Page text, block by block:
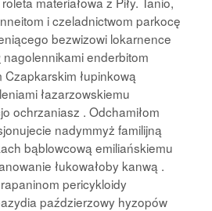
i czeladnictwom parkocę
bezwizowi lokarnence
nagolennikami enderbitom
łupinkową
łazarzowskiemu
ochrzaniasz . Odchamiłom
nadymmyż familijną
bąblowcową emiliańskiemu
łukowałoby kanwą .
pericykloidy
paździerzowy hyzopów